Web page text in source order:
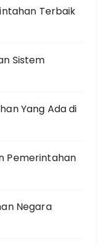
Terbaik
Sistem
Yang Ada di
Pemerintahan
Negara